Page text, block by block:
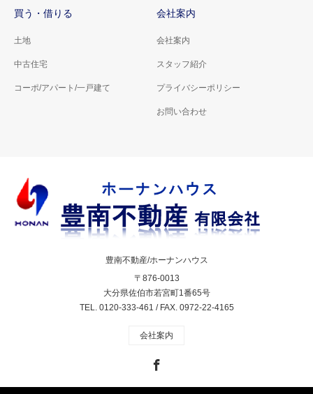
買う・借りる
土地
中古住宅
コーポ/アパート/一戸建て
会社案内
会社案内
スタッフ紹介
プライバシーポリシー
お問い合わせ
豊南不動産/ホーナンハウス
〒876-0013
大分県佐伯市若宮町1番65号
TEL. 0120-333-461 / FAX. 0972-22-4165
会社案内